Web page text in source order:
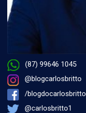
(87) 99646 1045
@blogcarlosbritto
/blogdocarlosbritto
@carlosbritto1